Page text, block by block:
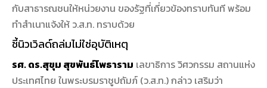
กับสาธารณชนให้หน่วยงาน ของรัฐที่เกี่ยวข้องทราบทันที พร้อม
ทำสำเนาแจ้งให้ ว.ส.ท. ทราบด้วย
ชี้นิวเวิลด์ถล่มไม่ใช่อุบัติเหตุ
รศ. ดร.สุขุม สุขพันธ์โพธาราม เลขาธิการ วิศวกรรม สถานแห่ง
ประเทศไทย ในพระบรมราชูปถัมภ์ (ว.ส.ท.) กล่าว เสริมว่า